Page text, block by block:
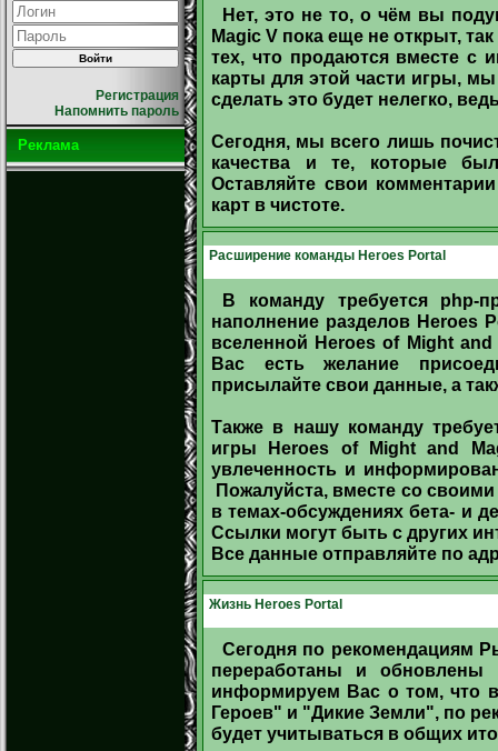
Регистрация
Напомнить пароль
Реклама
Нет, это не то, о чём вы
Magic V пока еще не открыт,
тех, что продаются вместе с
карты для этой части игры,
сделать это будет нелегко,
Сегодня, мы всего лишь
качества и те, которые
Оставляйте свои
карт в чистоте.
Расширение команды Heroes Portal
В команду требуется php-
наполнение разделов Heroes
вселенной Heroes of Might
Вас есть желание
присылайте свои данные, а
Также в нашу команду
игры Heroes of Might and
увлеченность и
Пожалуйста, вместе со
в темах-обсуждениях бета- и
Ссылки могут быть с других
Все данные отправляйте по
Жизнь Heroes Portal
Сегодня по рекомендациям
переработаны и обновлены
информируем Вас о том, что
Героев" и "Дикие Земли", по
будет учитываться в общих